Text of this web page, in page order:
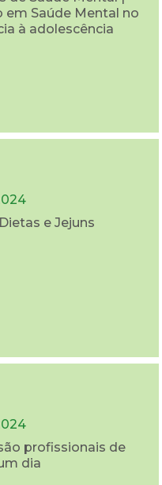
em Saúde Mental no
à adolescência
e Jejuns
profissionais de
dia